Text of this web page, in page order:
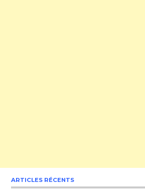
ARTICLES RÉCENTS